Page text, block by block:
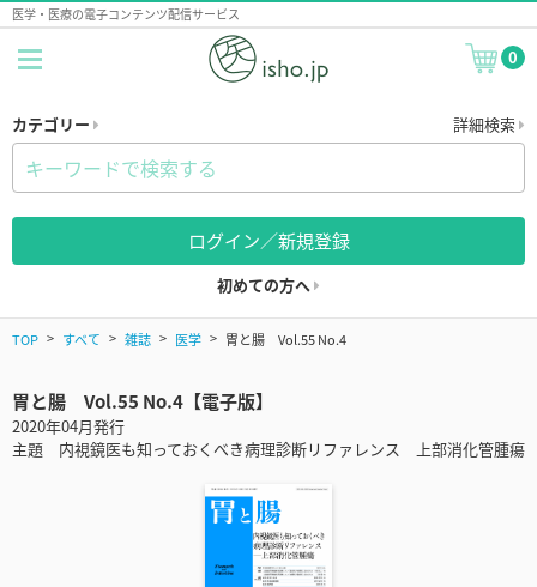
医学・医療の電子コンテンツ配信サービス
0
カテゴリー 詳細検索
ログイン／新規登録
初めての方へ
TOP すべて 雑誌 医学 胃と腸 Vol.55 No.4
胃と腸 Vol.55 No.4【電子版】
2020年04月発行
主題 内視鏡医も知っておくべき病理診断リファレンス 上部消化管腫瘍